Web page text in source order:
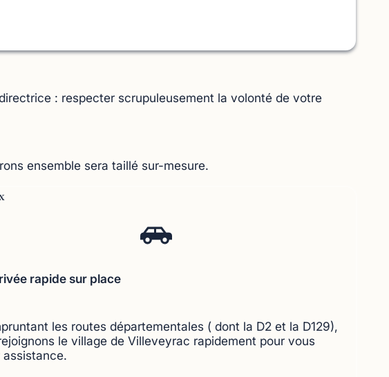
: respecter scrupuleusement la volonté de votre
ensemble sera taillé sur-mesure.
rapide sur place
les routes départementales ( dont la D2 et la D129),
le village de Villeveyrac rapidement pour vous
assistance.